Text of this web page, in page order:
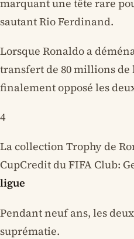
marquant une tête rare
sautant Rio Ferdinand.
Lorsque Ronaldo a
transfert de 80 millions
finalement opposé les
4
La collection Trophy de
CupCredit du FIFA Club:
ligue
Pendant neuf ans, les
suprématie.